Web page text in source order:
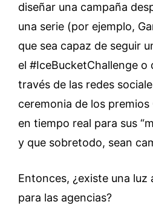
diseñar una campaña
una serie (por ejemplo,
que sea capaz de seguir
el #IceBucketChallenge o
través de las redes
ceremonia de los
en tiempo real para sus
y que sobretodo, sean
Entonces, ¿existe una luz
para las agencias?